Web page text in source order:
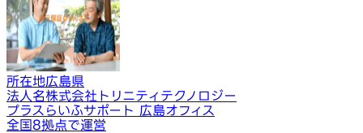
所在地広島県
法人名株式会社トリニティテクノロジー
プラスらいふサポート 広島オフィス
全国8拠点で運営